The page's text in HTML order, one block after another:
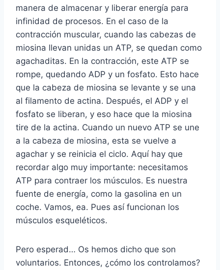
manera de almacenar y liberar energía para
infinidad de procesos. En el caso de la
contracción muscular, cuando las cabezas de
miosina llevan unidas un ATP, se quedan como
agachaditas. En la contracción, este ATP se
rompe, quedando ADP y un fosfato. Esto hace
que la cabeza de miosina se levante y se una
al filamento de actina. Después, el ADP y el
fosfato se liberan, y eso hace que la miosina
tire de la actina. Cuando un nuevo ATP se une
a la cabeza de miosina, esta se vuelve a
agachar y se reinicia el ciclo. Aquí hay que
recordar algo muy importante: necesitamos
ATP para contraer los músculos. Es nuestra
fuente de energía, como la gasolina en un
coche. Vamos, ea. Pues así funcionan los
músculos esqueléticos.
Pero esperad… Os hemos dicho que son
voluntarios. Entonces, ¿cómo los controlamos?